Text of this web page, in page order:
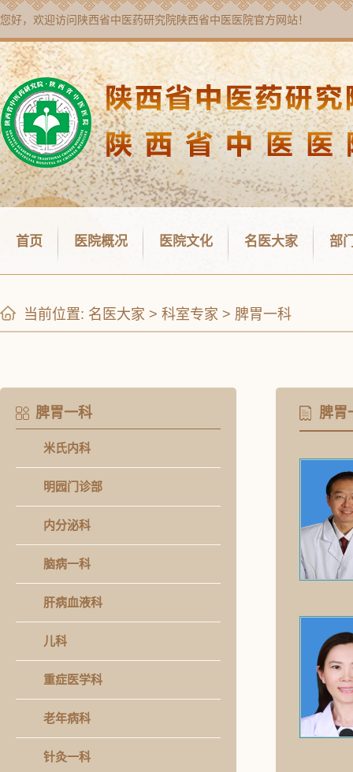
您好，欢迎访问 陕西省中医药研究院陕西省中医医院官方网站！
首页 医院概况 医院文化 名医大家 部
当前位置: 名医大家 > 科室专家 > 脾胃一科
脾胃一科
米氏内科
明园门诊部
内分泌科
脑病一科
肝病血液科
儿科
重症医学科
老年病科
针灸一科
脾胃